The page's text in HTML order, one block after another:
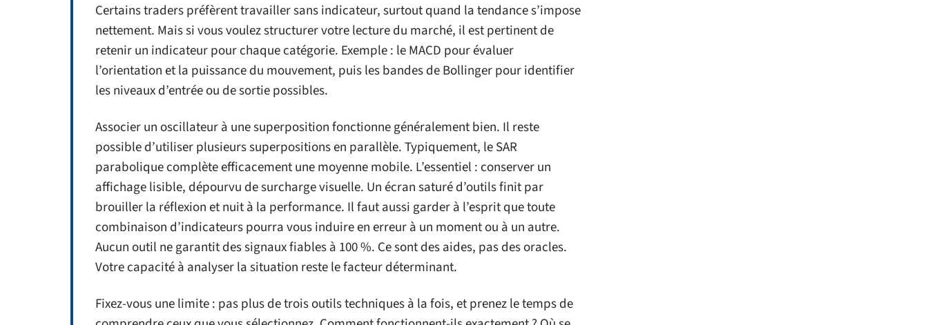
Certains traders préfèrent travailler sans indicateur, surtout quand la tendance s’impose
nettement. Mais si vous voulez structurer votre lecture du marché, il est pertinent de
retenir un indicateur pour chaque catégorie. Exemple : le MACD pour évaluer
l’orientation et la puissance du mouvement, puis les bandes de Bollinger pour identifier
les niveaux d’entrée ou de sortie possibles.
Associer un oscillateur à une superposition fonctionne généralement bien. Il reste
possible d’utiliser plusieurs superpositions en parallèle. Typiquement, le SAR
parabolique complète efficacement une moyenne mobile. L’essentiel : conserver un
affichage lisible, dépourvu de surcharge visuelle. Un écran saturé d’outils finit par
brouiller la réflexion et nuit à la performance. Il faut aussi garder à l’esprit que toute
combinaison d’indicateurs pourra vous induire en erreur à un moment ou à un autre.
Aucun outil ne garantit des signaux fiables à 100 %. Ce sont des aides, pas des oracles.
Votre capacité à analyser la situation reste le facteur déterminant.
Fixez-vous une limite : pas plus de trois outils techniques à la fois, et prenez le temps de